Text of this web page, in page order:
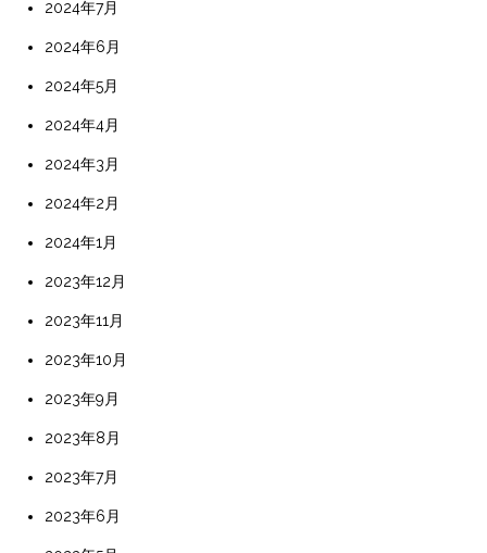
2024年7月
2024年6月
2024年5月
2024年4月
2024年3月
2024年2月
2024年1月
2023年12月
2023年11月
2023年10月
2023年9月
2023年8月
2023年7月
2023年6月